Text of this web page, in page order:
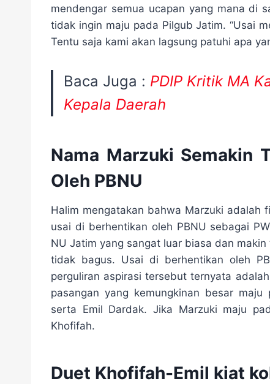
mendengar semua ucapan yang mana di
tidak ingin maju pada Pilgub Jatim. “Usai
Tentu saja kami akan lagsung patuhi apa
Baca Juga : PDIP Kritik MA
Kepala Daerah
Nama Marzuki Semakin
Oleh PBNU
Halim mengatakan bahwa Marzuki adalah
usai di berhentikan oleh PBNU sebagai
NU Jatim yang sangat luar biasa dan
tidak bagus. Usai di berhentikan oleh
perguliran aspirasi tersebut ternyata
pasangan yang kemungkinan besar
serta Emil Dardak. Jika Marzuki maju
Khofifah.
Duet Khofifah-Emil kiat